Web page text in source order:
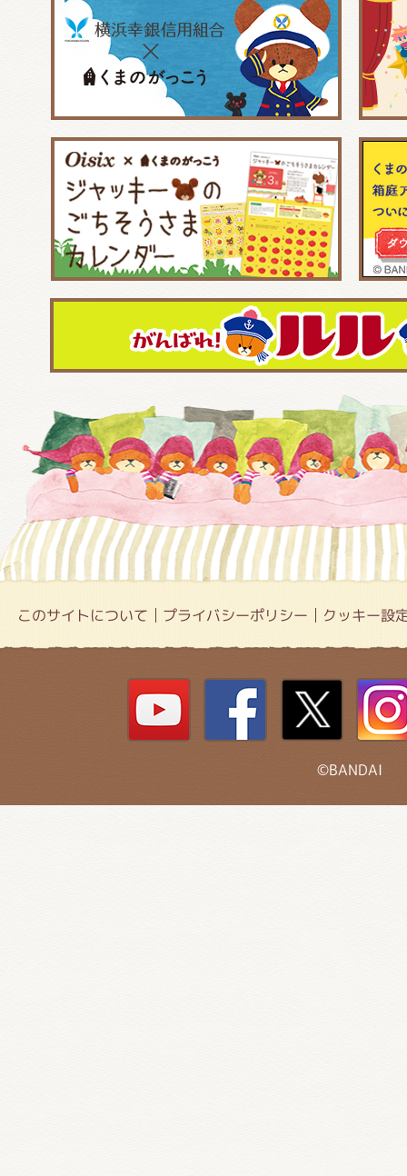
このサイトについて プライバシーポリシー クッキー設
©BANDAI